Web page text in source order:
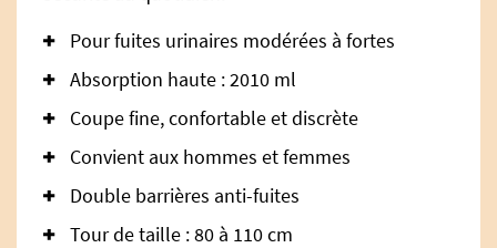
Pour fuites urinaires modérées à fortes
Absorption haute : 2010 ml
Coupe fine, confortable et discrète
Convient aux hommes et femmes
Double barrières anti-fuites
Tour de taille : 80 à 110 cm